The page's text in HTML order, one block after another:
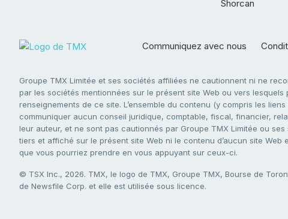
Shorcan
Communiquez avec nous
Groupe TMX Limitée et ses sociétés affiliées ne cautionnent ni ne
par les sociétés mentionnées sur le présent site Web ou vers
renseignements de ce site. L’ensemble du contenu (y compris les
communiquer aucun conseil juridique, comptable, fiscal, financier,
leur auteur, et ne sont pas cautionnés par Groupe TMX Limitée ou
tiers et affiché sur le présent site Web ni le contenu d’aucun site
que vous pourriez prendre en vous appuyant sur ceux-ci.
© TSX Inc., 2026. TMX, le logo de TMX, Groupe TMX, Bourse de
de Newsfile Corp. et elle est utilisée sous licence.